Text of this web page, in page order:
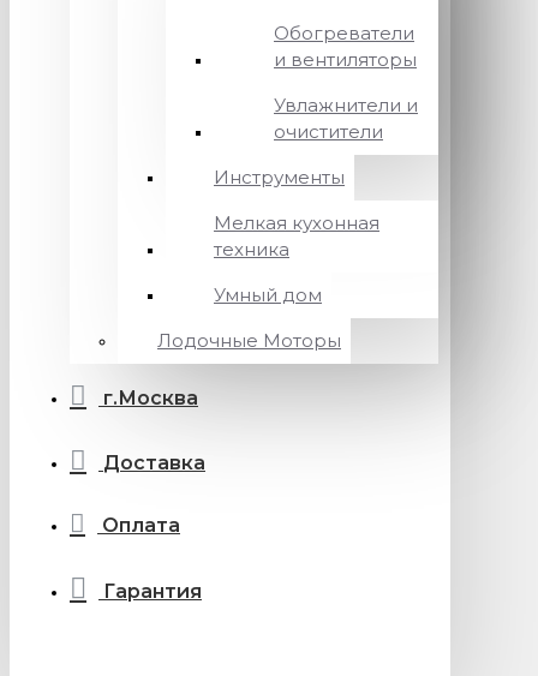
Обогреватели
и вентиляторы
Увлажнители и
очистители
Инструменты
Мелкая кухонная
техника
Умный дом
Лодочные Моторы
г.Москва
Доставка
Оплата
Гарантия